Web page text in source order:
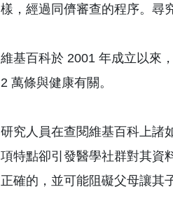
樣，經過同儕審查的程序。尋
維基百科於 2001 年成立以來
2 萬條與健康有關。
研究人員在查閱維基百科上諸
項特點卻引發醫學社群對其資
正確的，並可能阻礙父母讓其